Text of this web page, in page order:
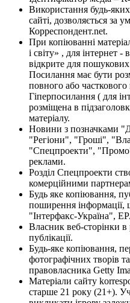
Використання будь-
сайті, дозволяється за
Корреспондент.net.
При копіюванні
і світу» , для інтернет
відкрите для
Посилання має бути
повного або часткового
Гіперпосилання ( для
розміщена в
матеріалу.
Новини з позначками
"Регіони", "Гроші",
"Спецпроекти",
реклами.
Розділ Спецпроекти
комерційними
Будь яке копіювання,
поширення інформації,
"Інтерфакс-Україна",
Власник веб-сторінки в
публікації.
Будь-яке копіювання,
фотографічних творів
правовласника Getty
Матеріали сайту
старше 21 року (21+).